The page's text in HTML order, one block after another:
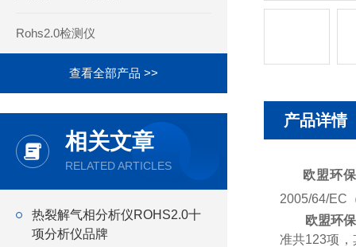
Rohs2.0检测仪
查看全部产品 >>
相关文章
RELATED ARTICLES
热裂解气相分析仪ROHS2.0十
项分析仪品牌
产品详情
欧盟环
2005/64/EC
欧盟环
准共123项